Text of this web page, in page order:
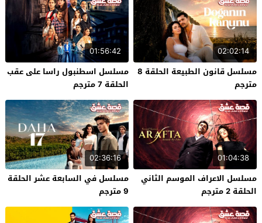
02:02:14
مسلسل قانون الطبيعة الحلقة 8
مترجم
01:56:42
مسلسل اسطنبول راسا على عقب
الحلقة 7 مترجم
01:04:38
مسلسل الاعراف الموسم الثاني
الحلقة 2 مترجم
02:36:16
مسلسل في السابعة عشر الحلقة
9 مترجم